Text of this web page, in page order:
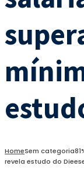
HomeSem categoria
revela estudo do